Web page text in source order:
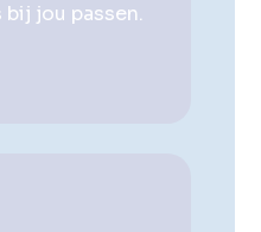
jou passen.